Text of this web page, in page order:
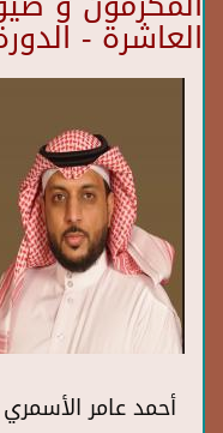
العاشرة -
أحمد عامر